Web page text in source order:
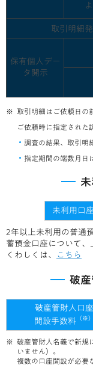
取引明細
保有個人デー
タ開示
取引明細はご依頼日の
ご依頼時に指定された
調査の結果、取引明
指定期間の端数月日
未利用口
2年以上未利用の普通
蓄預金口座について、
くわしくは、
こちら
破
破産管財人口座
開設手数料 （※）
破産管財人名義で新規
いません）。
複数の口座開設が必要